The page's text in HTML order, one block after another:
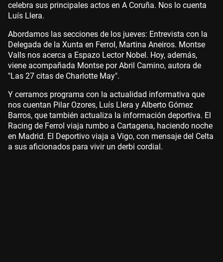
celebra sus principales actos en A Coruña. Nos lo cuenta
Luís Llera.
Abordamos las secciones de los jueves: Entrevista con la
Delegada de la Xunta en Ferrol, Martina Aneiros. Montse
Valls nos acerca a Espazo Lector Nobel. Hoy, además,
viene acompañada Montse por Abril Camino, autora de
"Las 27 citas de Charlotte May".
Y cerramos programa con la actualidad informativa que
nos cuentan Pilar Ozores, Luís Llera y Alberto Gómez
Barros, que también actualiza la información deportiva. El
Racing de Ferrol viaja rumbo a Cartagena, haciendo noche
en Madrid. El Deportivo viaja a Vigo, con mensaje del Celta
a sus aficionados para vivir un derbi cordial.